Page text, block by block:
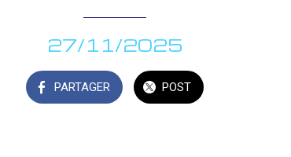
27/11/2025
PARTAGER POST